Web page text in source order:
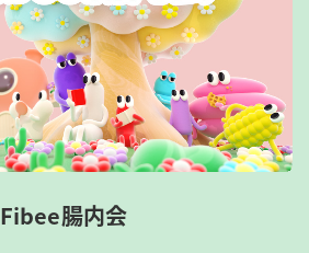
Fibee腸内会